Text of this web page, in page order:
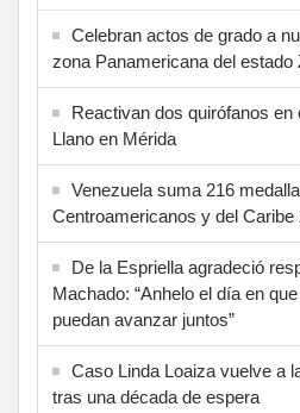
Celebran actos de grado a
zona Panamericana del estado
Reactivan dos quirófanos en
Llano en Mérida
Venezuela suma 216
Centroamericanos y del Caribe
De la Espriella agradeció
Machado: “Anhelo el día en
puedan avanzar juntos”
Caso Linda Loaiza vuelve a
tras una década de espera